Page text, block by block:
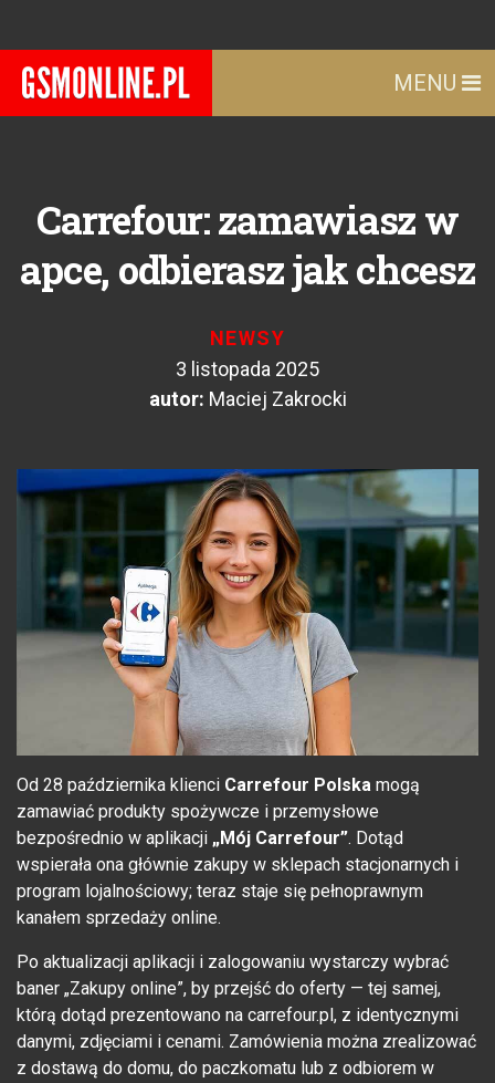
MENU
Carrefour: zamawiasz w
apce, odbierasz jak chcesz
NEWSY
3 listopada 2025
autor: Maciej Zakrocki
Od 28 października klienci Carrefour Polska mogą
zamawiać produkty spożywcze i przemysłowe
bezpośrednio w aplikacji „Mój Carrefour”. Dotąd
wspierała ona głównie zakupy w sklepach stacjonarnych i
program lojalnościowy; teraz staje się pełnoprawnym
kanałem sprzedaży online.
Po aktualizacji aplikacji i zalogowaniu wystarczy wybrać
baner „Zakupy online”, by przejść do oferty — tej samej,
którą dotąd prezentowano na carrefour.pl, z identycznymi
danymi, zdjęciami i cenami. Zamówienia można zrealizować
z dostawą do domu, do paczkomatu lub z odbiorem w